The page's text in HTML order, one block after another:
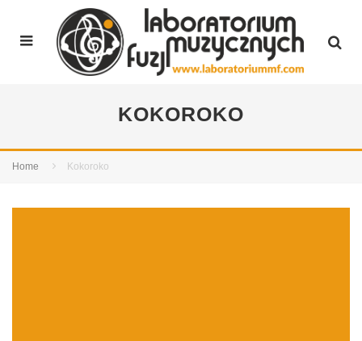
KOKOROKO
Home Kokoroko